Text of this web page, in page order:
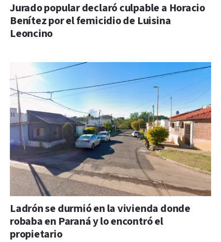
Jurado popular declaró culpable a Horacio
Benítez por el femicidio de Luisina
Leoncino
Ladrón se durmió en la vivienda donde
robaba en Paraná y lo encontró el
propietario